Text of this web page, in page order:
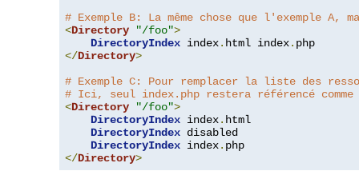
# Exemple B: La même chose que l'exemple
<Directory "/foo">
DirectoryIndex index. html index.
</Directory>
# Exemple C: Pour remplacer la liste des
# Ici, seul index.php restera référencé
<Directory "/foo">
DirectoryIndex index. html
DirectoryIndex disabled
DirectoryIndex index.
</Directory>